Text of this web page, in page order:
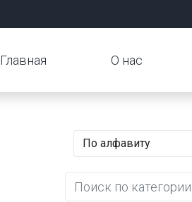
Главная О нас